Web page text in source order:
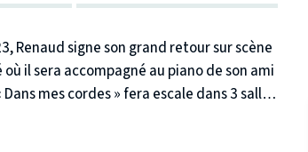
Renaud signe son grand retour sur scène
il sera accompagné au piano de son ami
Dans mes cordes » fera escale dans 3 salles
– COMPLET –
tournée dans toute la France !